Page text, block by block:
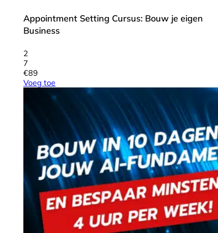
Appointment Setting Cursus: Bouw je eigen
Business
2
7
€89
Voeg toe